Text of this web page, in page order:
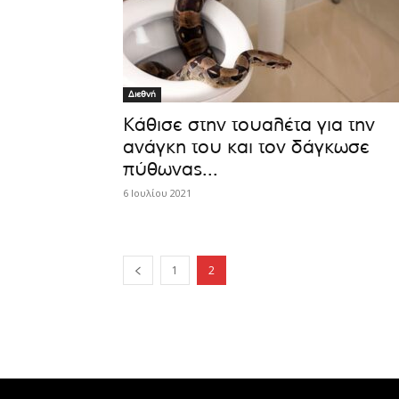
Διεθνή
Κάθισε στην τουαλέτα για την
ανάγκη του και τον δάγκωσε
πύθωνας...
6 Ιουλίου 2021
1 2